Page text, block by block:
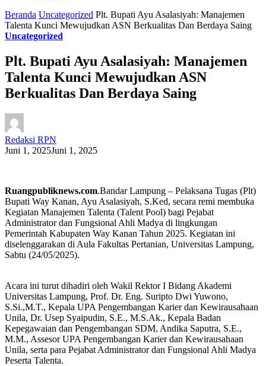
Beranda Uncategorized Plt. Bupati Ayu Asalasiyah: Manajemen
Talenta Kunci Mewujudkan ASN Berkualitas Dan Berdaya Saing
Uncategorized
Plt. Bupati Ayu Asalasiyah: Manajemen
Talenta Kunci Mewujudkan ASN
Berkualitas Dan Berdaya Saing
Redaksi RPN
Juni 1, 2025Juni 1, 2025
Ruangpubliknews.com.Bandar Lampung – Pelaksana Tugas (Plt)
Bupati Way Kanan, Ayu Asalasiyah, S.Ked, secara remi membuka
Kegiatan Manajemen Talenta (Talent Pool) bagi Pejabat
Administrator dan Fungsional Ahli Madya di lingkungan
Pemerintah Kabupaten Way Kanan Tahun 2025. Kegiatan ini
diselenggarakan di Aula Fakultas Pertanian, Universitas Lampung,
Sabtu (24/05/2025).
Acara ini turut dihadiri oleh Wakil Rektor I Bidang Akademi
Universitas Lampung, Prof. Dr. Eng. Suripto Dwi Yuwono,
S.Si.,M.T., Kepala UPA Pengembangan Karier dan Kewirausahaan
Unila, Dr. Usep Syaipudin, S.E., M.S.Ak., Kepala Badan
Kepegawaian dan Pengembangan SDM, Andika Saputra, S.E.,
M.M., Assesor UPA Pengembangan Karier dan Kewirausahaan
Unila, serta para Pejabat Administrator dan Fungsional Ahli Madya
Peserta Talenta.